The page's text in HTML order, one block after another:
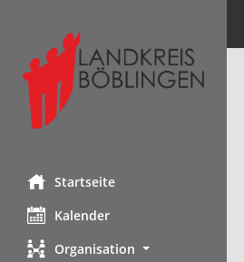
Startseite
Kalender
Organisation